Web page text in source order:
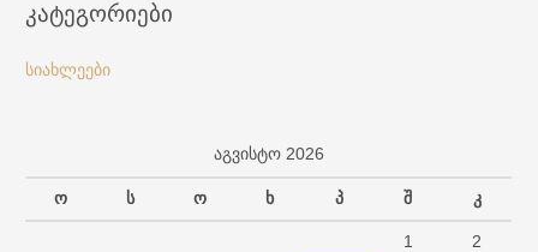
r
c
:
კატეგორიები
სიახლეები
აგვისტო 2026
ო ს ო ხ პ შ კ
1
2